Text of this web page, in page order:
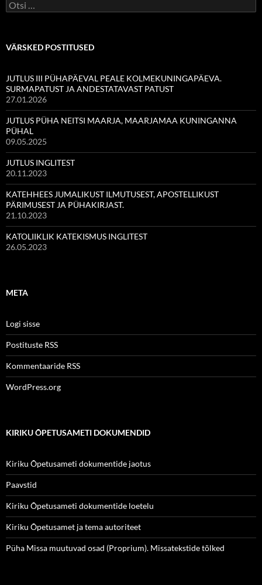
Otsi:
VÄRSKED POSTITUSED
JUTLUS III PÜHAPÄEVAL PEALE KOLMEKUNINGAPÄEVA.
SURMAPATUST JA ANDESTATAVAST PATUST
27.01.2026
JUTLUS PÜHA NEITSI MAARJA, MAARJAMAA KUNINGANNA
PÜHAL
09.05.2025
JUTLUS INGLITEST
20.11.2023
KATEHHEES JUMALIKUST ILMUTUSEST, APOSTELLIKUST
PÄRIMUSEST JA PÜHAKIRJAST.
21.10.2023
KATOLIIKLIK KATEKISMUS INGLITEST
26.05.2023
META
Logi sisse
Postituste RSS
Kommentaaride RSS
WordPress.org
KIRIKU ÕPETUSAMETI DOKUMENDID
Kiriku Õpetusameti dokumentide jaotus
Paavstid
Kiriku Õpetusameti dokumentide loetelu
Kiriku Õpetusamet ja tema autoriteet
Püha Missa muutuvad osad (Proprium). Missatekstide tõlked